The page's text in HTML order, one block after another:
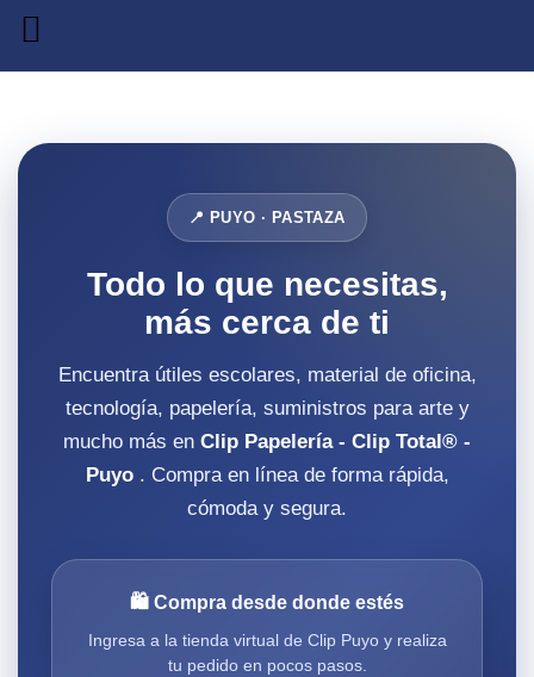
📍 PUYO · PASTAZA
Todo lo que necesitas,
más cerca de ti
Encuentra útiles escolares, material de oficina,
tecnología, papelería, suministros para arte y
mucho más en Clip Papelería - Clip Total® -
Puyo . Compra en línea de forma rápida,
cómoda y segura.
🛍️ Compra desde donde estés
Ingresa a la tienda virtual de Clip Puyo y realiza
tu pedido en pocos pasos.